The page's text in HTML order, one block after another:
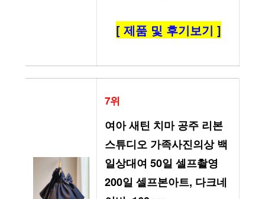
[ 제품 및 후기보기 ]
7위
여아 새틴 치마 공주 리본
스튜디오 가족사진의상 백
일상대여 50일 셀프촬영
200일 셀프본아트, 다크네